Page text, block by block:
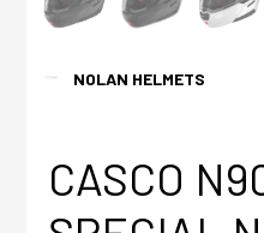
NOLAN HELMETS
CASCO